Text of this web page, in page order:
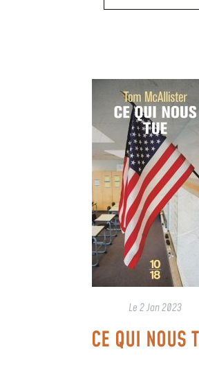
Le2 Jan 2023
CE QUI NOUS